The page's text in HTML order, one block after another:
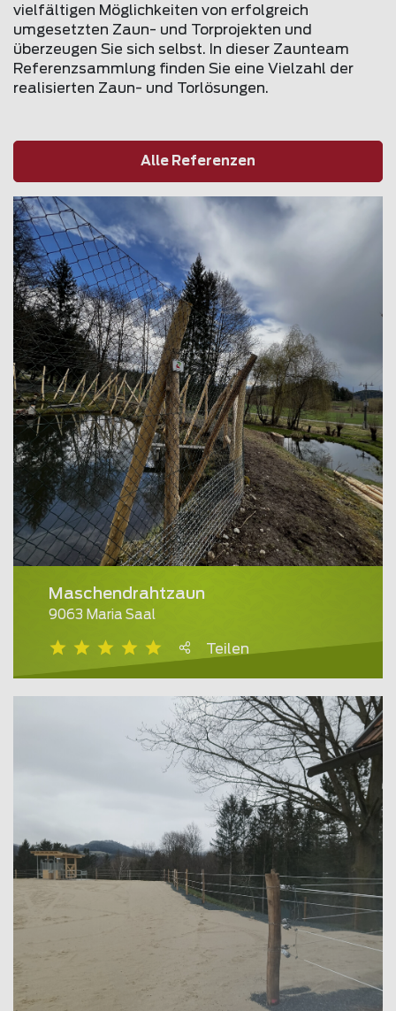
vielfältigen Möglichkeiten von erfolgreich
umgesetzten Zaun- und Torprojekten und
überzeugen Sie sich selbst. In dieser Zaunteam
Referenzsammlung finden Sie eine Vielzahl der
realisierten Zaun- und Torlösungen.
Alle Referenzen
Maschendrahtzaun
9063 Maria Saal
Teilen